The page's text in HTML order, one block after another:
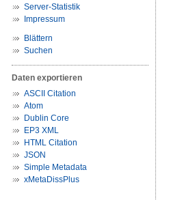
Server-Statistik
Impressum
Blättern
Suchen
Daten exportieren
ASCII Citation
Atom
Dublin Core
EP3 XML
HTML Citation
JSON
Simple Metadata
xMetaDissPlus